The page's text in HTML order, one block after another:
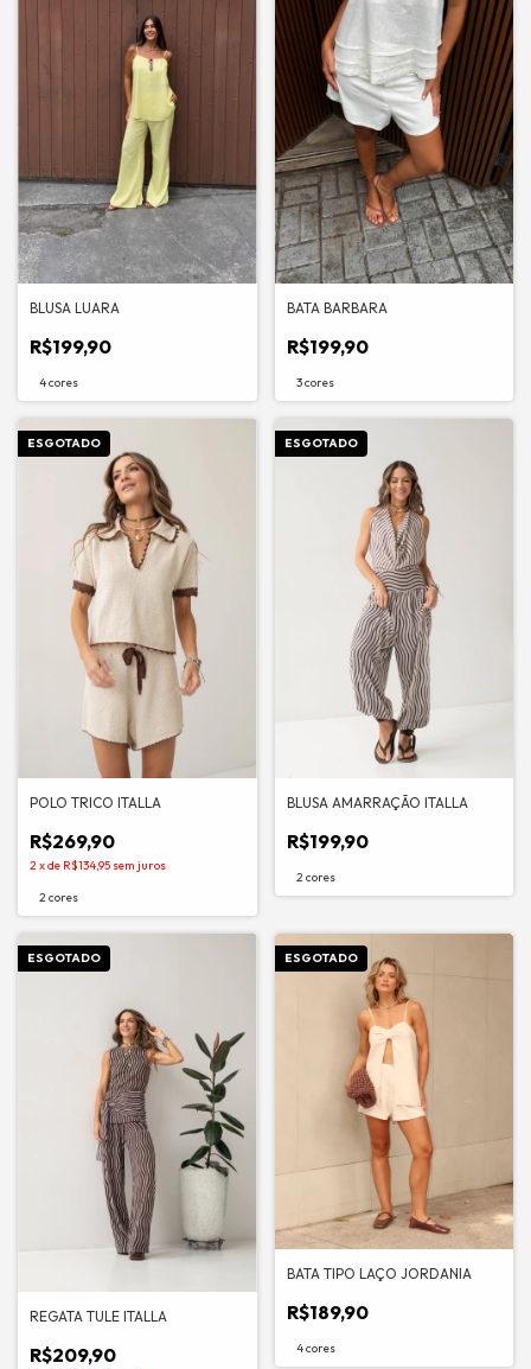
BLUSA LUARA
R$199,90
4 cores
BATA BARBARA
R$199,90
3 cores
ESGOTADO
POLO TRICO ITALLA
R$269,90
2xde R$134,95 sem juros
2 cores
ESGOTADO
BLUSA AMARRAÇÃO ITALLA
R$199,90
2 cores
ESGOTADO
REGATA TULE ITALLA
R$209,90
ESGOTADO
BATA TIPO LAÇO JORDANIA
R$189,90
4 cores